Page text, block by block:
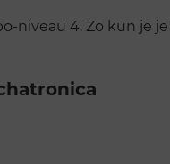
4. Zo kun je